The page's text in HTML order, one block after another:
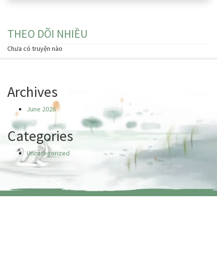
THEO DÕI NHIỀU
Chưa có truyện nào
Archives
June 2026
Categories
Uncategorized